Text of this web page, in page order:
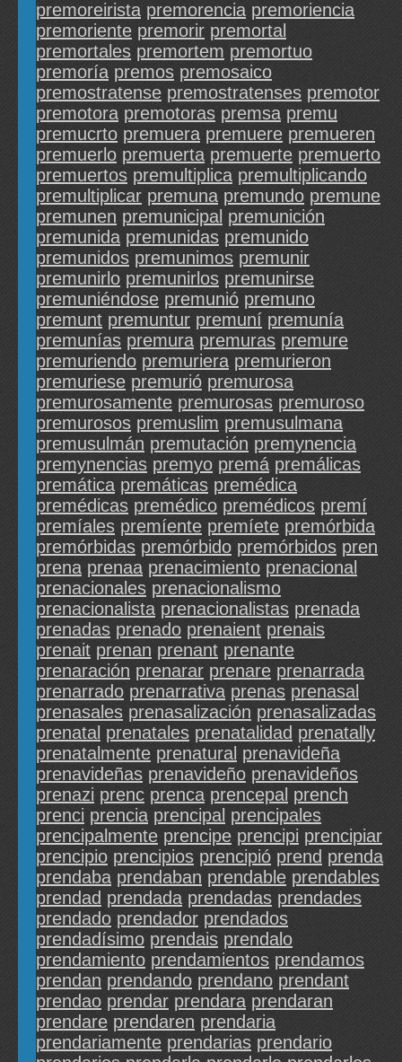
premoreirista premorencia premoriencia
premoriente premorir premortal
premortales premortem premortuo
premoría premos premosaico
premostratense premostratenses premotor
premotora premotoras premsa premu
premucrto premuera premuere premueren
premuerlo premuerta premuerte premuerto
premuertos premultiplica premultiplicando
premultiplicar premuna premundo premune
premunen premunicipal premunición
premunida premunidas premunido
premunidos premunimos premunir
premunirlo premunirlos premunirse
premuniéndose premunió premuno
premunt premuntur premuní premunía
premunías premura premuras premure
premuriendo premuriera premurieron
premuriese premurió premurosa
premurosamente premurosas premuroso
premurosos premuslim premusulmana
premusulmán premutación premynencia
premynencias premyo premá premálicas
premática premáticas premédica
premédicas premédico premédicos premí
premíales premíente premíete premórbida
premórbidas premórbido premórbidos pren
prena prenaa prenacimiento prenacional
prenacionales prenacionalismo
prenacionalista prenacionalistas prenada
prenadas prenado prenaient prenais
prenait prenan prenant prenante
prenaración prenarar prenare prenarrada
prenarrado prenarrativa prenas prenasal
prenasales prenasalización prenasalizadas
prenatal prenatales prenatalidad prenatally
prenatalmente prenatural prenavideña
prenavideñas prenavideño prenavideños
prenazi prenc prenca prencepal prench
prenci prencia prencipal prencipales
prencipalmente prencipe prencipi prencipiar
prencipio prencipios prencipió prend prenda
prendaba prendaban prendable prendables
prendad prendada prendadas prendades
prendado prendador prendados
prendadísimo prendais prendalo
prendamiento prendamientos prendamos
prendan prendando prendano prendant
prendao prendar prendara prendaran
prendare prendaren prendaria
prendariamente prendarias prendario